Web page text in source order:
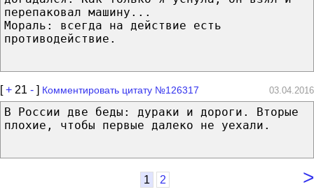
перепаковал машину...
Мораль: всегда на действие есть
противодействие.
[+ 21 - ] Комментировать цитату №126317 03.04.2016
В России две беды: дураки и дороги. Вторые
плохие, чтобы первые далеко не уехали.
>
1 2